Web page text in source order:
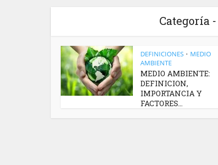
Categoría
DEFINICIONES • MEDIO
AMBIENTE
MEDIO AMBIENTE:
DEFINICION,
IMPORTANCIA Y
FACTORES...